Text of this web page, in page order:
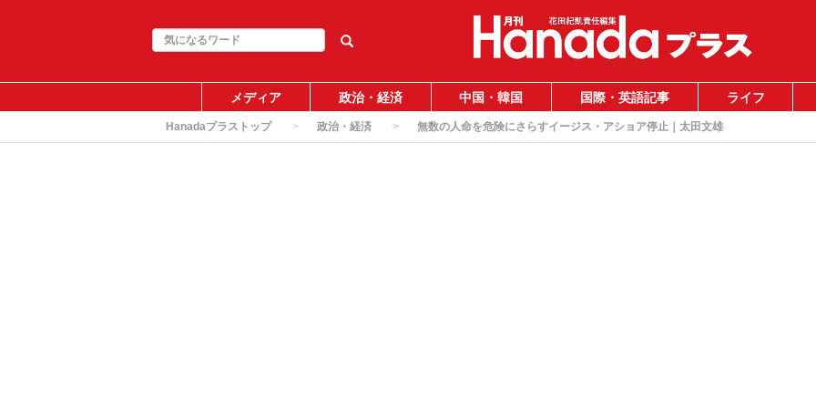
メディア 政治・経済 中国・韓国 国際・英語記事 ライフ
Hanadaプラストップ 政治・経済 無数の人命を危険にさらすイージス・アショア停止｜太田文雄